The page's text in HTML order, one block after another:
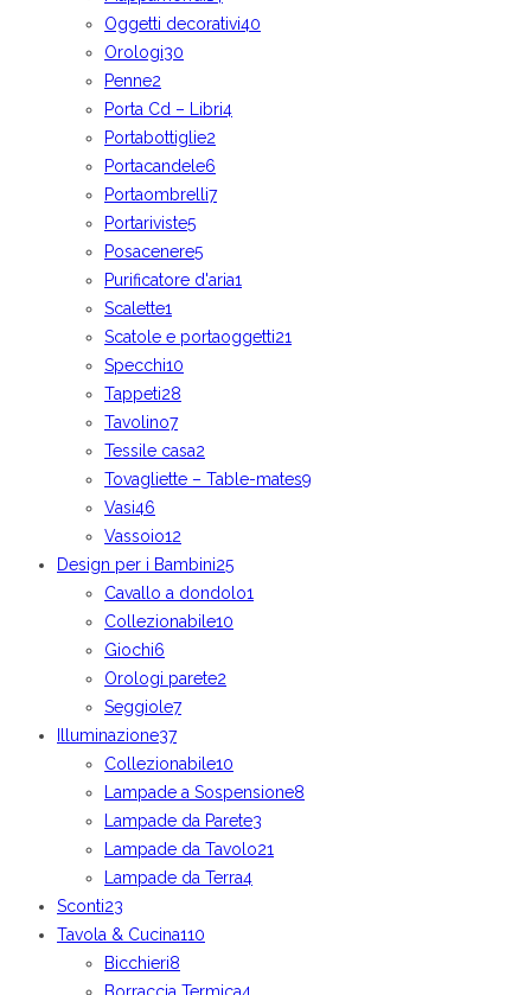
Oggetti decorativi40
Orologi30
Penne2
Porta Cd – Libri4
Portabottiglie2
Portacandele6
Portaombrelli7
Portariviste5
Posacenere5
Purificatore d'aria1
Scalette1
Scatole e portaoggetti21
Specchi10
Tappeti28
Tavolino7
Tessile casa2
Tovagliette – Table-mates9
Vasi46
Vassoio12
Design per i Bambini25
Cavallo a dondolo1
Collezionabile10
Giochi6
Orologi parete2
Seggiole7
Illuminazione37
Collezionabile10
Lampade a Sospensione8
Lampade da Parete3
Lampade da Tavolo21
Lampade da Terra4
Sconti23
Tavola & Cucina110
Bicchieri8